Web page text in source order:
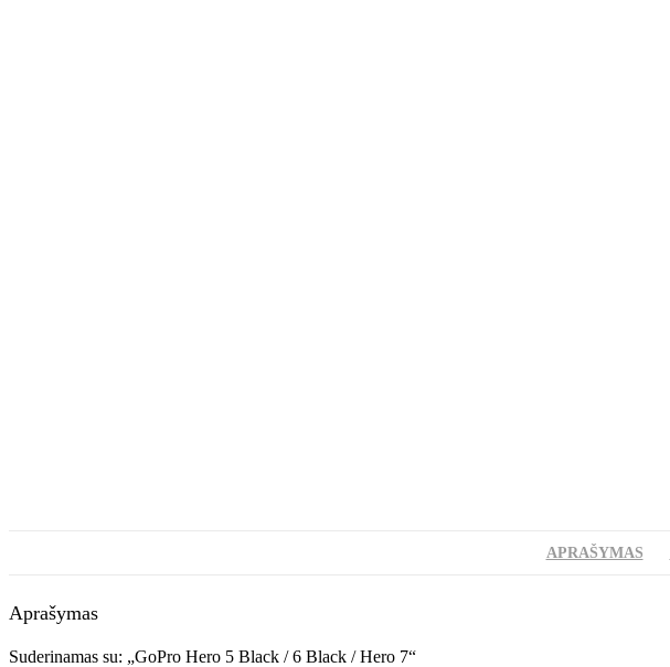
APRAŠYMAS
Aprašymas
Suderinamas su: „GoPro Hero 5 Black / 6 Black / Hero 7“